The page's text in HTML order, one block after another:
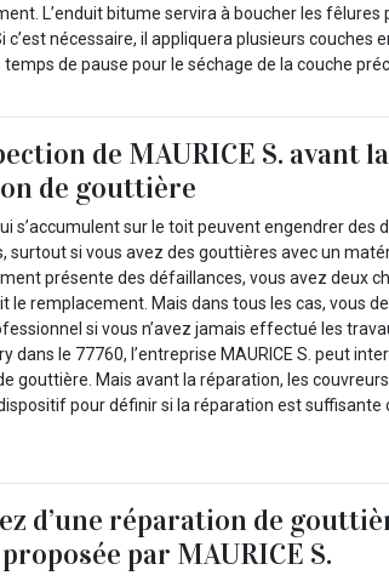
L’enduit bitume servira à boucher les fêlures
c’est nécessaire, il appliquera plusieurs couches
de pause pour le séchage de la couche
de MAURICE S. avant la
de gouttière
s’accumulent sur le toit peuvent engendrer des
surtout si vous avez des gouttières avec un
présente des défaillances, vous avez deux
le remplacement. Mais dans tous les cas, vous
si vous n’avez jamais effectué les
dans le 77760, l’entreprise MAURICE S. peut
gouttière. Mais avant la réparation, les couvreurs
pour définir si la réparation est suffisante
d’une réparation de
par MAURICE S.